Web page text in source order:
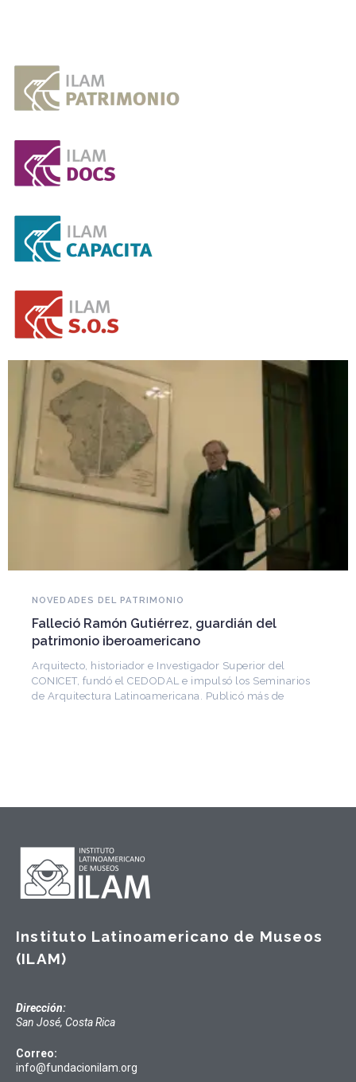
NOVEDADES DEL PATRIMONIO
Falleció Ramón Gutiérrez, guardián del
patrimonio iberoamericano
Arquitecto, historiador e Investigador Superior del
CONICET, fundó el CEDODAL e impulsó los Seminarios
de Arquitectura Latinoamericana. Publicó más de
Instituto Latinoamericano de Museos
(ILAM)
Dirección:
San José, Costa Rica
Correo:
info@fundacionilam.org